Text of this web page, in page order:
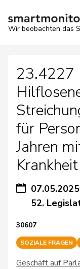
Wir beobachten das
23.4227
für
Jahren
07.05.2025
52.
30607
SOZIALE FRAGEN
Geschäft auf